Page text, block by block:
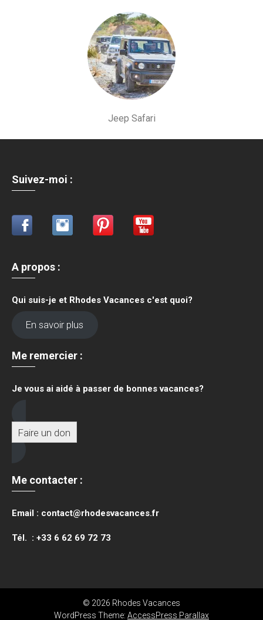
Jeep Safari
Suivez-moi :
A propos :
Qui suis-je et Rhodes Vacances c'est quoi?
En savoir plus
Me remercier :
Je vous ai aidé à passer de bonnes vacances?
Faire un don
Me contacter :
Email : contact@rhodesvacances.fr
Tél. : +33 6 62 69 72 73
© 2026 Rhodes Vacances
WordPress Theme: AccessPress Parallax